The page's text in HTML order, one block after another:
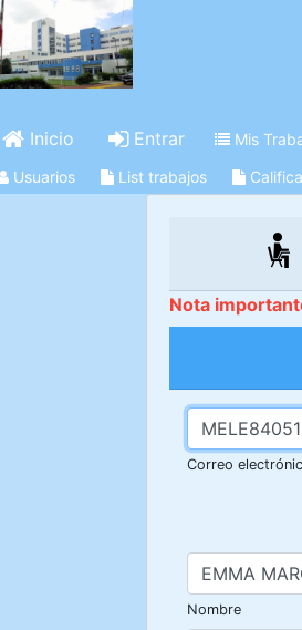
Inicio
Entrar Mis
Usuarios List trabajos
Nota
Correo
Nombre